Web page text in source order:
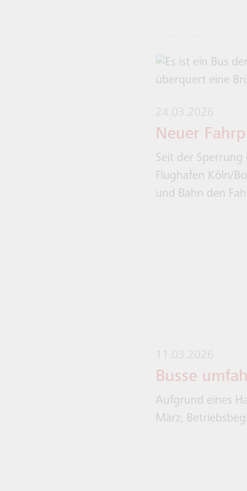
Neuer
Seit der
Flughafen Köln/
und Bahn den
Busse
Aufgrund eines
März,